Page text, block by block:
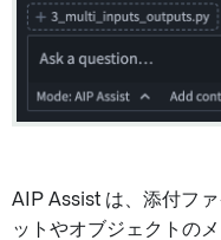
AIP Assist は、添付フ
ットやオブジェクトの